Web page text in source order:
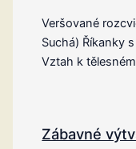
Veršované
Suchá) Říkanky
Vztah k
Zábavné